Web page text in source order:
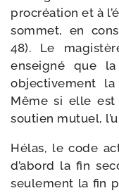
pro­créa­tion et à
som­met, en
48). Le
ensei­gné que
objec­ti­ve­ment
Même si elle
sou­tien mutuel,
Hélas, le code
d’abord la fin
seule­ment la fin